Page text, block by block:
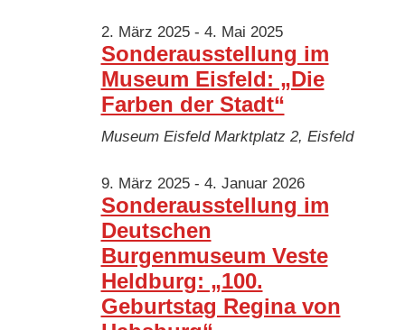
Sonderausstellung im
Museum Eisfeld: „Die
Farben der Stadt“
2. März 2025- 4. Mai 2025
Museum Eisfeld Marktplatz 2, Eisfeld
Sonderausstellung im
Deutschen
Burgenmuseum Veste
Heldburg: „100.
Geburtstag Regina von
9. März 2025- 4. Januar 2026